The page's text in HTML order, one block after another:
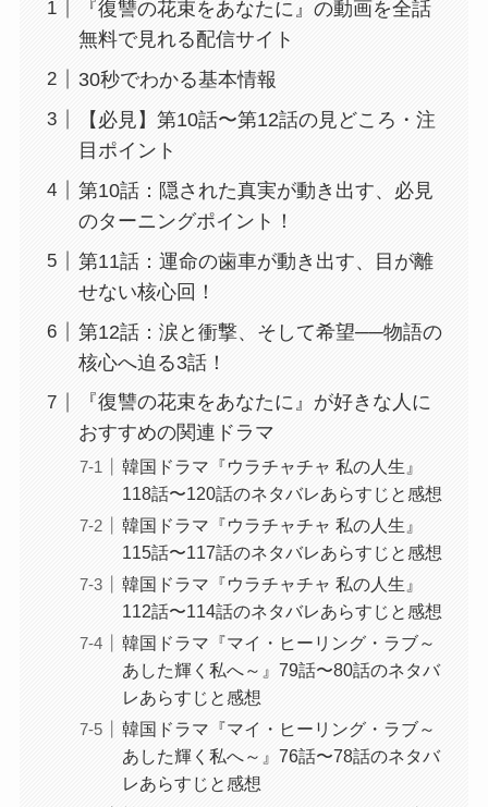
『復讐の花束をあなたに』の動画を全話
無料で見れる配信サイト
30秒でわかる基本情報
【必見】第10話〜第12話の見どころ・注
目ポイント
第10話：隠された真実が動き出す、必見
のターニングポイント！
第11話：運命の歯車が動き出す、目が離
せない核心回！
第12話：涙と衝撃、そして希望──物語の
核心へ迫る3話！
『復讐の花束をあなたに』が好きな人に
おすすめの関連ドラマ
韓国ドラマ『ウラチャチャ 私の人生』
118話〜120話のネタバレあらすじと感想
韓国ドラマ『ウラチャチャ 私の人生』
115話〜117話のネタバレあらすじと感想
韓国ドラマ『ウラチャチャ 私の人生』
112話〜114話のネタバレあらすじと感想
韓国ドラマ『マイ・ヒーリング・ラブ～
あした輝く私へ～』79話〜80話のネタバ
レあらすじと感想
韓国ドラマ『マイ・ヒーリング・ラブ～
あした輝く私へ～』76話〜78話のネタバ
レあらすじと感想